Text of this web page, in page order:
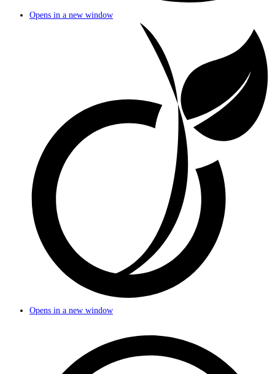
Opens in a new window
Opens in a new window